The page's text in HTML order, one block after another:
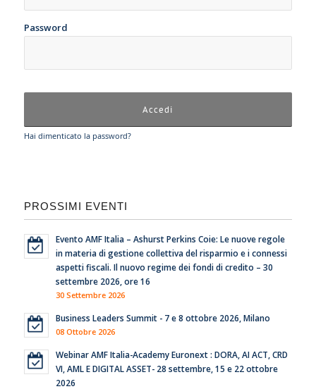
Password
Hai dimenticato la password?
PROSSIMI EVENTI
Evento AMF Italia – Ashurst Perkins Coie: Le nuove regole
in materia di gestione collettiva del risparmio e i connessi
aspetti fiscali. Il nuovo regime dei fondi di credito – 30
settembre 2026, ore 16
30 Settembre 2026
Business Leaders Summit - 7 e 8 ottobre 2026, Milano
08 Ottobre 2026
Webinar AMF Italia-Academy Euronext : DORA, AI ACT, CRD
VI, AML E DIGITAL ASSET- 28 settembre, 15 e 22 ottobre
2026